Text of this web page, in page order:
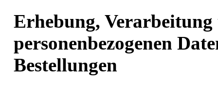
Erhebung,
personenbezogenen
Bestellungen